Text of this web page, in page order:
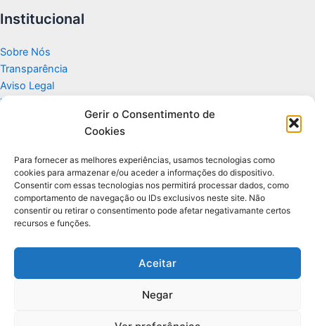
Gerir o Consentimento de
Cookies
Para fornecer as melhores experiências, usamos tecnologias como
cookies para armazenar e/ou aceder a informações do dispositivo.
Consentir com essas tecnologias nos permitirá processar dados, como
comportamento de navegação ou IDs exclusivos neste site. Não
consentir ou retirar o consentimento pode afetar negativamante certos
recursos e funções.
Aceitar
Negar
Institucional
Sobre Nós
Transparência
Aviso Legal
Termos de Uso
Politicas de Privacidade e Cookies
Apoio
Glossário de Tecnologia
Portal editorial independente sobre tecnologia, PC Gamer e guias
© 2026 Para Você Fazer - Desenvolvido por